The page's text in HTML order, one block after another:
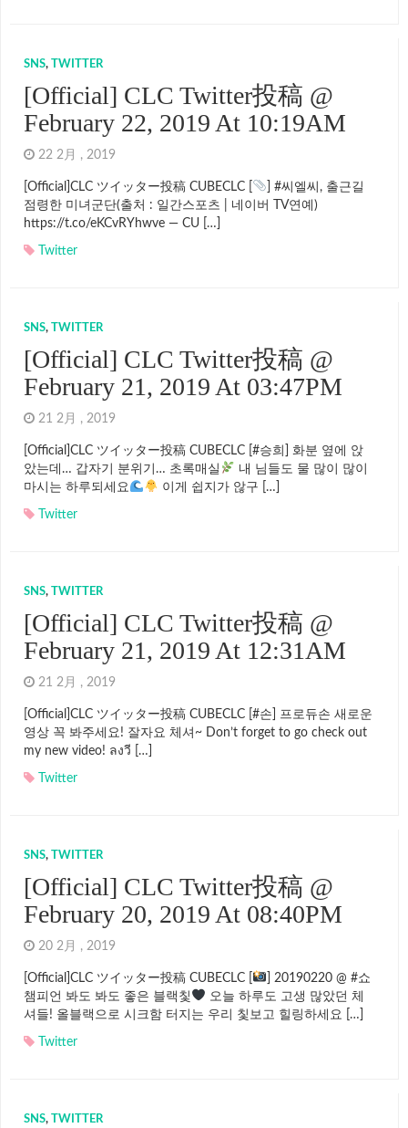
SNS, TWITTER
[Official] CLC Twitter投稿 @
February 22, 2019 At 10:19AM
22 2月 , 2019
[Official]CLC ツイッター投稿 CUBECLC [
] #씨엘씨, 출근길
점령한 미녀군단(출처 : 일간스포츠 | 네이버 TV연예)
https://t.co/eKCvRYhwve — CU […]
Twitter
SNS, TWITTER
[Official] CLC Twitter投稿 @
February 21, 2019 At 03:47PM
21 2月 , 2019
[Official]CLC ツイッター投稿 CUBECLC [#승희] 화분 옆에 앉
았는데… 갑자기 분위기… 초록매실
내 님들도 물 많이 많이
마시는 하루되세요
이게 쉽지가 않구 […]
Twitter
SNS, TWITTER
[Official] CLC Twitter投稿 @
February 21, 2019 At 12:31AM
21 2月 , 2019
[Official]CLC ツイッター投稿 CUBECLC [#손] 프로듀손 새로운
영상 꼭 봐주세요! 잘자요 체셔~ Don’t forget to go check out
my new video! ลงวี […]
Twitter
SNS, TWITTER
[Official] CLC Twitter投稿 @
February 20, 2019 At 08:40PM
20 2月 , 2019
[Official]CLC ツイッター投稿 CUBECLC [
] 20190220 @ #쇼
챔피언 봐도 봐도 좋은 블랙칯
오늘 하루도 고생 많았던 체
셔들! 올블랙으로 시크함 터지는 우리 칯보고 힐링하세요 […]
Twitter
SNS, TWITTER